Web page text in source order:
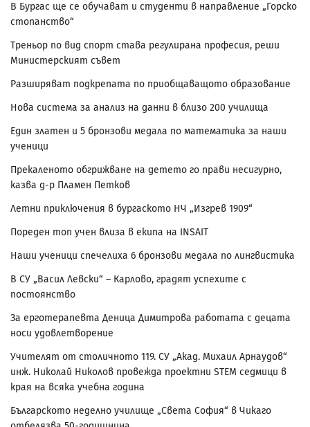
В Бургас ще се обучават и студенти в направление „Горско
стопанство“
Треньор по вид спорт става регулирана професия, реши
Министерският съвет
Разширяват подкрепата по приобщаващото образование
Нова система за анализ на данни в близо 200 училища
Един златен и 5 бронзови медала по математика за наши
ученици
Прекаленото обгрижване на детето го прави несигурно,
казва д-р Пламен Петков
Летни приключения в бургаското НЧ „Изгрев 1909“
Пореден топ учен влиза в екипа на INSAIT
Наши ученици спечелиха 6 бронзови медала по лингвистика
В СУ „Васил Левски“ – Карлово, градят успехите с
постоянство
За ерготерапевта Деница Димитрова работата с децата
носи удовлетворение
Учителят от столичното 119. СУ „Акад. Михаил Арнаудов“
инж. Николай Николов провежда проектни STEM седмици в
края на всяка учебна година
Българското неделно училище „Света София“ в Чикаго